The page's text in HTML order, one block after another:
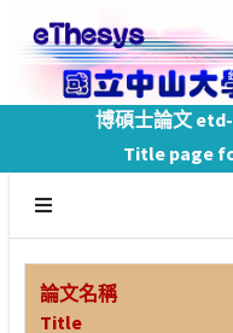
博碩士論文 etd-
Title page
論文名稱
Title